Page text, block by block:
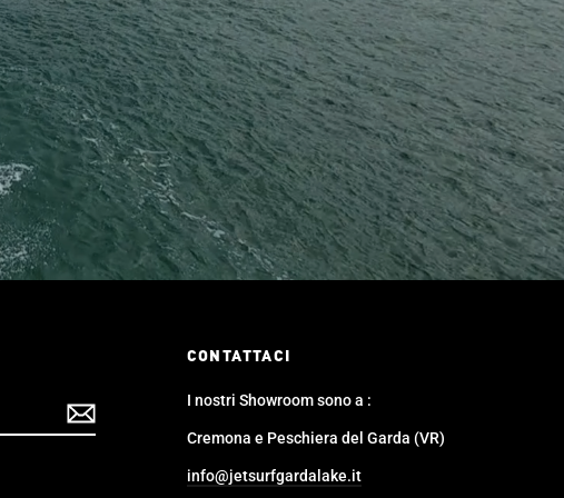
CONTATTACI
I nostri Showroom sono a :
Cremona e Peschiera del Garda (VR)
info@jetsurfgardalake.it